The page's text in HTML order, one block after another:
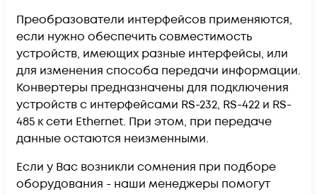
Преобразователи интерфейсов применяются,
если нужно обеспечить совместимость
устройств, имеющих разные интерфейсы, или
для изменения способа передачи информации.
Конвертеры предназначены для подключения
устройств с интерфейсами RS-232, RS-422 и RS-
485 к сети Ethernet. При этом, при передаче
данные остаются неизменными.
Если у Вас возникли сомнения при подборе
оборудования - наши менеджеры помогут